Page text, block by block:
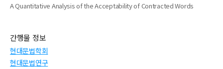
A Quantitative Analysis of the Acceptability of Contracted Words
간행물 정보
현대문법학회
현대문법연구